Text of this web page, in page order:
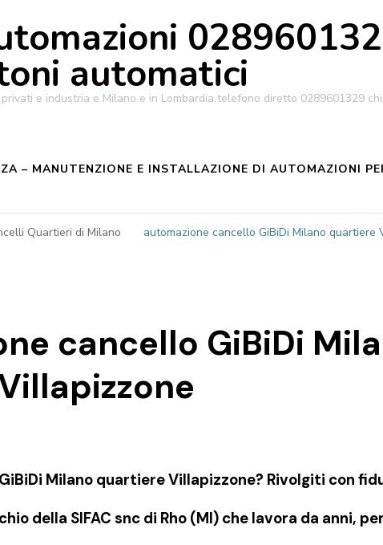
automatici
e industria e Milano e in Lombardia telefono diretto 0289601329
– MANUTENZIONE E INSTALLAZIONE DI AUTOMAZIONI
Quartieri di Milano automazione cancello GiBiDi Milano quartiere
cancello GiBiDi
Milano quartiere Villapizzone? Rivolgiti con
della SIFAC snc di Rho (MI) che lavora da anni,